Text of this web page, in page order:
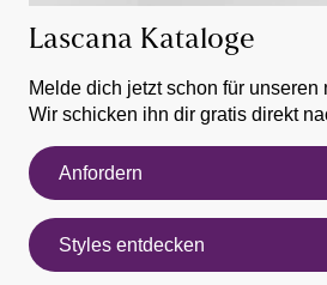
Lascana Kataloge
Melde dich jetzt schon für unseren
Wir schicken ihn dir gratis direkt
Anfordern
Styles entdecken